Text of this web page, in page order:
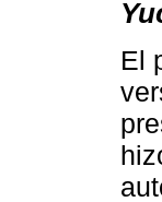
El